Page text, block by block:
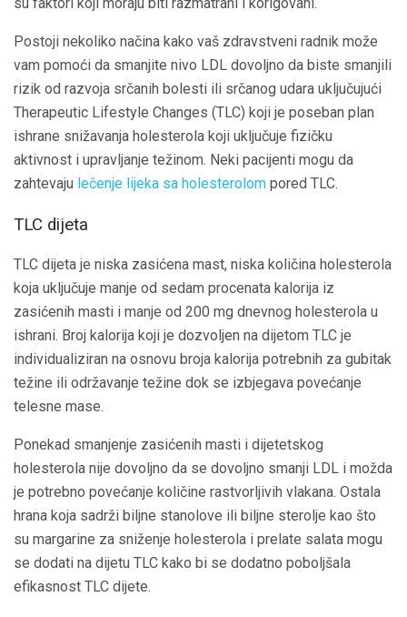
Postoji nekoliko načina kako vaš zdravstveni radnik može
vam pomoći da smanjite nivo LDL dovoljno da biste smanjili
rizik od razvoja srčanih bolesti ili srčanog udara uključujući
Therapeutic Lifestyle Changes (TLC) koji je poseban plan
ishrane snižavanja holesterola koji uključuje fizičku
aktivnost i upravljanje težinom. Neki pacijenti mogu da
zahtevaju lečenje lijeka sa holesterolom pored TLC.
TLC dijeta
TLC dijeta je niska zasićena mast, niska količina holesterola
koja uključuje manje od sedam procenata kalorija iz
zasićenih masti i manje od 200 mg dnevnog holesterola u
ishrani. Broj kalorija koji je dozvoljen na dijetom TLC je
individualiziran na osnovu broja kalorija potrebnih za gubitak
težine ili održavanje težine dok se izbjegava povećanje
telesne mase.
Ponekad smanjenje zasićenih masti i dijetetskog
holesterola nije dovoljno da se dovoljno smanji LDL i možda
je potrebno povećanje količine rastvorljivih vlakana. Ostala
hrana koja sadrži biljne stanolove ili biljne sterolje kao što
su margarine za sniženje holesterola i prelate salata mogu
se dodati na dijetu TLC kako bi se dodatno poboljšala
efikasnost TLC dijete.